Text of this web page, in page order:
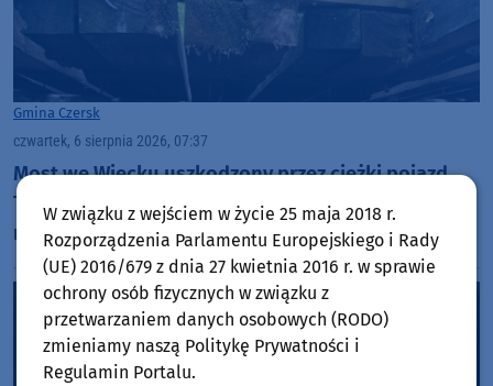
Gmina Czersk
czwartek, 6 sierpnia 2026, 07:37
Most we Wiecku uszkodzony przez ciężki pojazd.
Trwa szukanie sprawców, a burmistrz zapowiada
montaż bramownicy
W związku z wejściem w życie 25 maja 2018 r.
Rozporządzenia Parlamentu Europejskiego i Rady
(UE) 2016/679 z dnia 27 kwietnia 2016 r. w sprawie
ochrony osób fizycznych w związku z
przetwarzaniem danych osobowych (RODO)
zmieniamy naszą Politykę Prywatności i
Regulamin Portalu.